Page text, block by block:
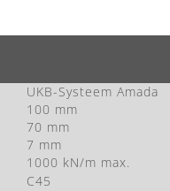
UKB-Systeem Amada
100 mm
70 mm
7 mm
1000 kN/m max.
C45